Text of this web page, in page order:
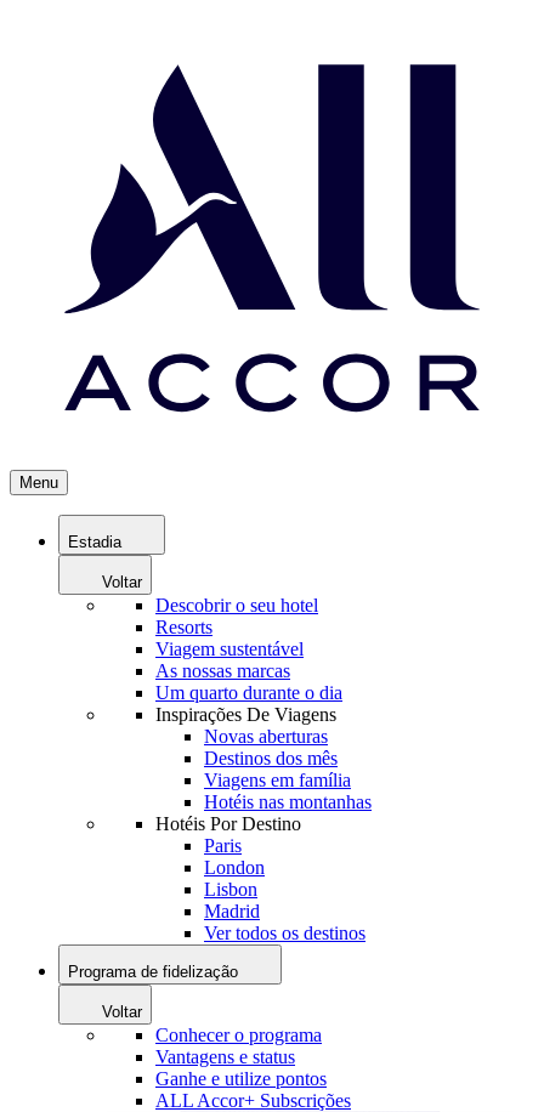
Menu
Estadia
Voltar
Descobrir o seu hotel
Resorts
Viagem sustentável
As nossas marcas
Um quarto durante o dia
Inspirações De Viagens
Novas aberturas
Destinos dos mês
Viagens em família
Hotéis nas montanhas
Hotéis Por Destino
Paris
London
Lisbon
Madrid
Ver todos os destinos
Programa de fidelização
Voltar
Conhecer o programa
Vantagens e status
Ganhe e utilize pontos
ALL Accor+ Subscrições